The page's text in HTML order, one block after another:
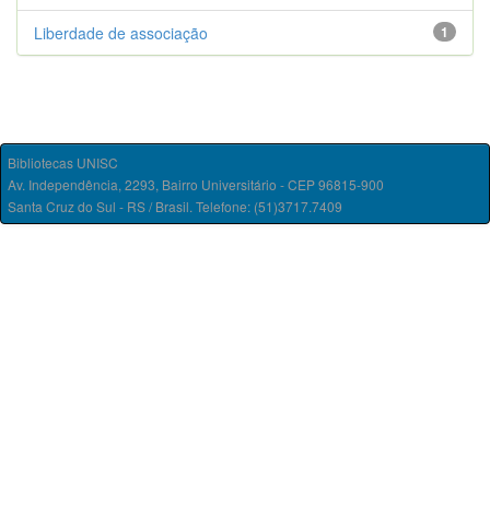
1
Liberdade de associação
Bibliotecas UNISC
Av. Independência, 2293, Bairro Universitário - CEP 96815-900
Santa Cruz do Sul - RS / Brasil. Telefone: (51)3717.7409